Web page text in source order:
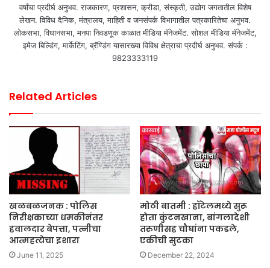
वर्षांचा प्रदीर्घ अनुभव. राजकारण, प्रशासन, क्रीडा, संस्कृती, उद्योग जगतातील विशेष
लेखन. विविध दैनिक, मंत्रालय, माहिती व जनसंपर्क विभागातील पत्रकारितेचा अनुभव.
लोकसभा, विधानसभा, मनपा निवडणूक काळात मीडिया मॅनेजमेंट. सोशल मीडिया मॅनेजमेंट,
इमेज बिल्डिंग, मार्केटिंग, ब्रॅण्डिंग यासारख्या विविध क्षेत्राचा प्रदीर्घ अनुभव. संपर्क :
9823333119
Related Articles
खळबळजनक ‌‌: पोलिस
निरीक्षकाच्या धमकीनंतर
हवालदार बेपत्ता, पत्नीचा
आत्महत्येचा इशारा
June 11, 2025
मोठी बातमी : हॉटेलमध्ये सुरू
होता कुंटनखाना, बांगलादेशी
तरुणीसह चौघांना पकडले,
एकीची सुटका
December 22, 2024